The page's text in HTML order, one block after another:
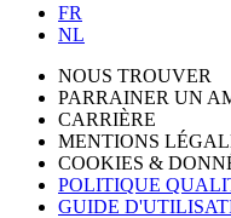
FR
NL
NOUS TROUVER
PARRAINER UN
CARRIÈRE
MENTIONS
COOKIES &
POLITIQUE
GUIDE